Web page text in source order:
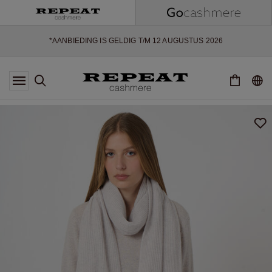
*AANBIEDING IS GELDIG T/M 12 AUGUSTUS 2026
*NIET GELDIG VOOR LIMITED EDITION
*UITZONDERINGEN KUNNEN VAN TOEPASSING ZIJN
SEIZOEN
EXTRA 10% OFF SALE